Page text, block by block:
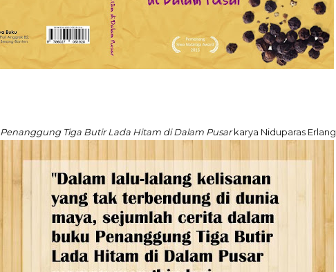
Penanggung Tiga Butir Lada Hitam di Dalam Pusarkarya Niduparas Erlang.